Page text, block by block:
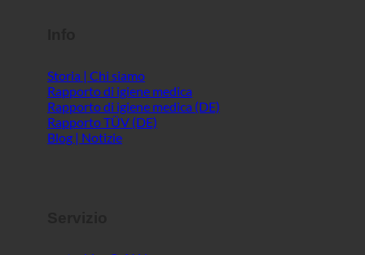
Storia | Chi siamo
Rapporto di igiene medica
Rapporto di igiene medica (DE)
Rapporto TÜV (DE)
Blog | Notizie